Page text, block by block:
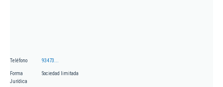
Teléfono 93473...
Forma
Jurídica
Sociedad limitada